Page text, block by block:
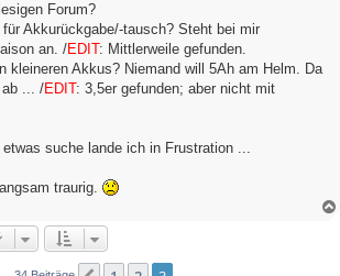
Forum?
Akkurückgabe/-tausch? Steht bei mir
an. /EDIT: Mittlerweile gefunden.
kleineren Akkus? Niemand will 5Ah am Helm. Da
ab ... /EDIT: 3,5er gefunden; aber nicht mit
suche lande ich in Frustration ...
traurig.